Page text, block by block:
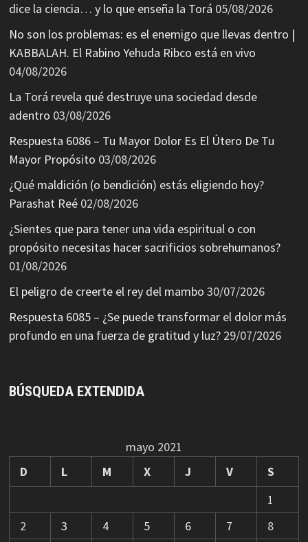
dice la ciencia… y lo que enseña la Torá 05/08/2026
No son los problemas: es el enemigo que llevas dentro |
KABBALAH. El Rabino Yehuda Ribco está en vivo
04/08/2026
La Torá revela qué destruye una sociedad desde
adentro 03/08/2026
Respuesta 6086 – Tu Mayor Dolor Es El Útero De Tu
Mayor Propósito 03/08/2026
¿Qué maldición (o bendición) estás eligiendo hoy?
Parashat Reé 02/08/2026
¿Sientes que para tener una vida espiritual o con
propósito necesitas hacer sacrificios sobrehumanos?
01/08/2026
El peligro de creerte el rey del mambo 30/07/2026
Respuesta 6085 – ¿Se puede transformar el dolor más
profundo en una fuerza de gratitud y luz? 29/07/2026
BÚSQUEDA EXTENDIDA
mayo 2021
D
L M X J V
S
1
2
3 4 5 6 7
8